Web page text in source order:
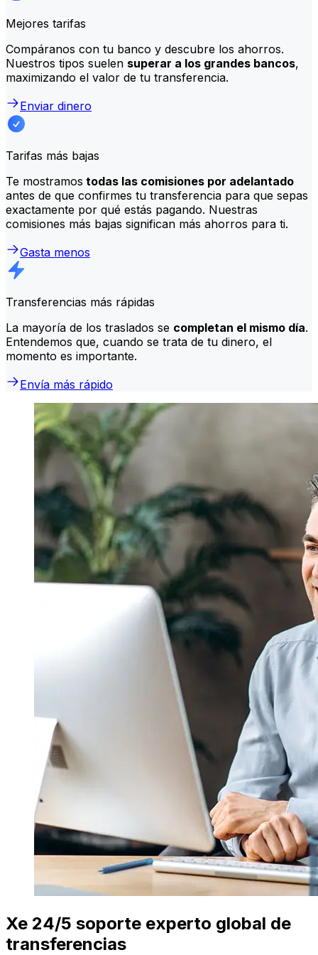
Mejores tarifas
Compáranos con tu banco y descubre los ahorros.
Nuestros tipos suelen superar a los grandes bancos,
maximizando el valor de tu transferencia.
Enviar dinero
Tarifas más bajas
Te mostramos todas las comisiones por adelantado
antes de que confirmes tu transferencia para que sepas
exactamente por qué estás pagando. Nuestras
comisiones más bajas significan más ahorros para ti.
Gasta menos
Transferencias más rápidas
La mayoría de los traslados se completan el mismo día.
Entendemos que, cuando se trata de tu dinero, el
momento es importante.
Envía más rápido
Xe 24/5 soporte experto global de
transferencias